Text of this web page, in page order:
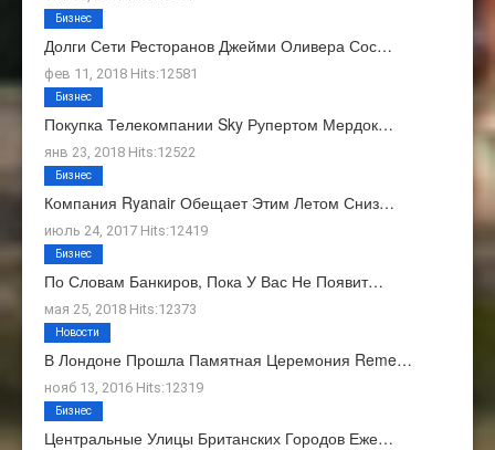
Долги Сети Ресторанов Джейми Оливера Сос…
фев 11, 2018 Hits:12581
Бизнес
Покупка Телекомпании Sky Рупертом Мердок…
янв 23, 2018 Hits:12522
Бизнес
Компания Ryanair Обещает Этим Летом Сниз…
июль 24, 2017 Hits:12419
Бизнес
По Словам Банкиров, Пока У Вас Не Появит…
мая 25, 2018 Hits:12373
Бизнес
В Лондоне Прошла Памятная Церемония Reme…
нояб 13, 2016 Hits:12319
Новости
Центральные Улицы Британских Городов Еже…
Бизнес